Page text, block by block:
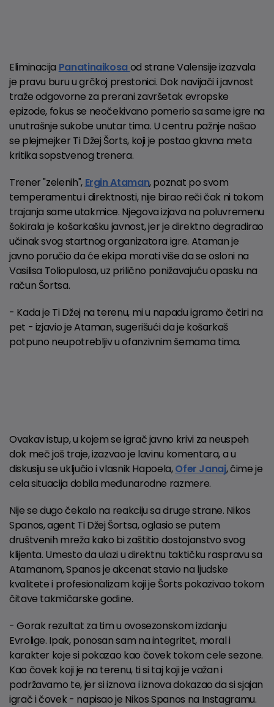
Eliminacija Panatinaikosaod strane Valensije izazvala
je pravu buru u grčkoj prestonici. Dok navijači i javnost
traže odgovorne za prerani završetak evropske
epizode, fokus se neočekivano pomerio sa same igre na
unutrašnje sukobe unutar tima. U centru pažnje našao
se plejmejker Ti Džej Šorts, koji je postao glavna meta
kritika sopstvenog trenera.
Trener "zelenih", Ergin Ataman, poznat po svom
temperamentu i direktnosti, nije birao reči čak ni tokom
trajanja same utakmice. Njegova izjava na poluvremenu
šokirala je košarkašku javnost, jer je direktno degradirao
učinak svog startnog organizatora igre. Ataman je
javno poručio da će ekipa morati više da se osloni na
Vasilisa Toliopulosa, uz prilično ponižavajuću opasku na
račun Šortsa.
- Kada je Ti Džej na terenu, mi u napadu igramo četiri na
pet - izjavio je Ataman, sugerišući da je košarkaš
potpuno neupotrebljiv u ofanzivnim šemama tima.
Ovakav istup, u kojem se igrač javno krivi za neuspeh
dok meč još traje, izazvao je lavinu komentara, a u
diskusiju se uključio i vlasnik Hapoela,Ofer Janaj, čime je
cela situacija dobila međunarodne razmere.
Nije se dugo čekalo na reakciju sa druge strane. Nikos
Spanos, agent Ti Džej Šortsa, oglasio se putem
društvenih mreža kako bi zaštitio dostojanstvo svog
klijenta. Umesto da ulazi u direktnu taktičku raspravu sa
Atamanom, Spanos je akcenat stavio na ljudske
kvalitete i profesionalizam koji je Šorts pokazivao tokom
čitave takmičarske godine.
- Gorak rezultat za tim u ovosezonskom izdanju
Evrolige. Ipak, ponosan sam na integritet, moral i
karakter koje si pokazao kao čovek tokom cele sezone.
Kao čovek koji je na terenu, ti si taj koji je važan i
podržavamo te, jer si iznova i iznova dokazao da si sjajan
igrač i čovek - napisao je Nikos Spanos na Instagramu.